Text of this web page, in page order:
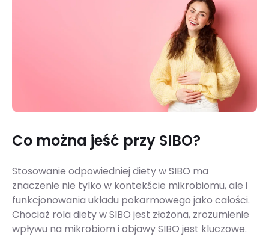
Co można jeść przy SIBO?
Stosowanie odpowiedniej diety w SIBO ma
znaczenie nie tylko w kontekście mikrobiomu, ale i
funkcjonowania układu pokarmowego jako całości.
Chociaż rola diety w SIBO jest złożona, zrozumienie
wpływu na mikrobiom i objawy SIBO jest kluczowe.